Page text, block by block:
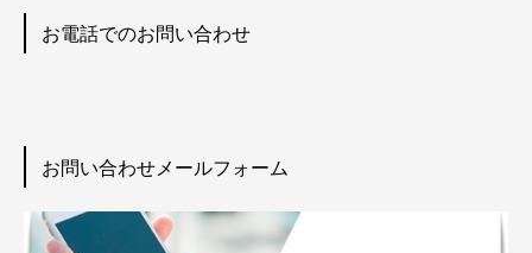
お電話でのお問い合わせ
お問い合わせメールフォーム